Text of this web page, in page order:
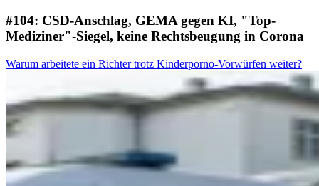
#104: CSD-Anschlag, GEMA gegen KI, "Top-
Mediziner"-Siegel, keine Rechtsbeugung in Corona
Warum arbeitete ein Richter trotz Kinderporno-Vorwürfen weiter?